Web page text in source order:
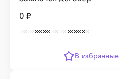
0 ₽
В избранные